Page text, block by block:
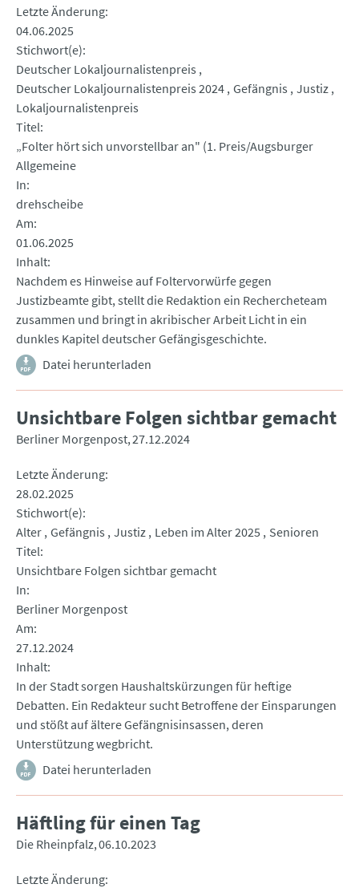
Letzte Änderung
04.06.2025
Stichwort(e)
Deutscher Lokaljournalistenpreis
Deutscher Lokaljournalistenpreis 2024 Gefängnis Justiz
Lokaljournalistenpreis
Titel
„Folter hört sich unvorstellbar an" (1. Preis/Augsburger
Allgemeine
In
drehscheibe
Am
01.06.2025
Inhalt
Nachdem es Hinweise auf Foltervorwürfe gegen
Justizbeamte gibt, stellt die Redaktion ein Rechercheteam
zusammen und bringt in akribischer Arbeit Licht in ein
dunkles Kapitel deutscher Gefängisgeschichte.
Datei herunterladen
Unsichtbare Folgen sichtbar gemacht
Berliner Morgenpost 27.12.2024
Letzte Änderung
28.02.2025
Stichwort(e)
Alter Gefängnis Justiz Leben im Alter 2025
Senioren
Titel
Unsichtbare Folgen sichtbar gemacht
In
Berliner Morgenpost
Am
27.12.2024
Inhalt
In der Stadt sorgen Haushaltskürzungen für heftige
Debatten. Ein Redakteur sucht Betroffene der Einsparungen
und stößt auf ältere Gefängnisinsassen, deren
Unterstützung wegbricht.
Datei herunterladen
Häftling für einen Tag
Die Rheinpfalz 06.10.2023
Letzte Änderung